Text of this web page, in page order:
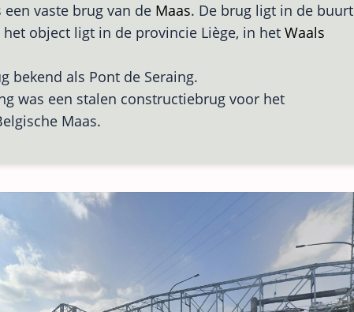
vaste brug van de Maas. De brug ligt in de buurt
het object ligt in de provincie Liège, in het Waals
bekend als Pont de Seraing.
was een stalen constructiebrug voor het
Maas.